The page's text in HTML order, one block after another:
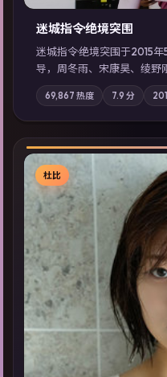
迷城指令·绝境突围
迷城指令·绝境突围于2015
导，周冬雨、宋康昊、绫野
记忆碎片重组后，主角发现
配乐强化地域气质；站内亦
线看」延展检索同类型高分
69,867 热度 7.9 分
杜比